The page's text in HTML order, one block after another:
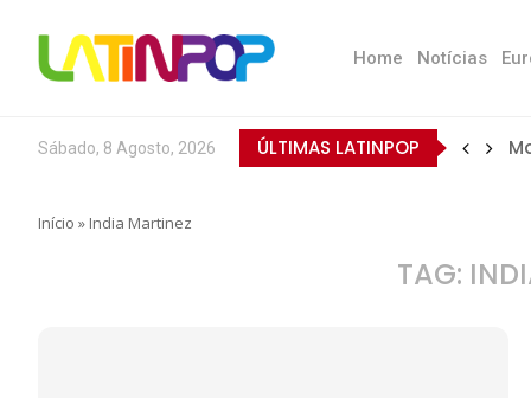
Home Notícias
Sábado, 8 Agosto, 2026 ÚLTIMAS LATINPOP
Início » India Martinez
TAG: